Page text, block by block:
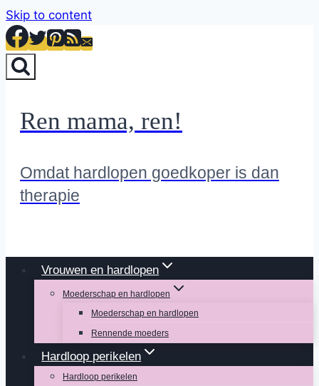
Skip to content
Ren mama, ren!
Omdat hardlopen goedkoper is dan
therapie
Vrouwen en hardlopen
Moederschap en hardlopen
Moederschap en hardlopen
Rennende moeders
Hardloop perikelen
Hardloop perikelen